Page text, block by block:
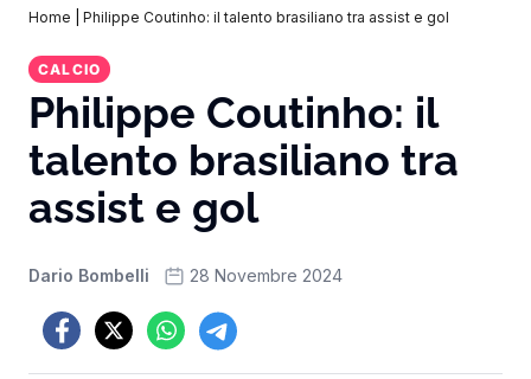
Home Philippe Coutinho: il talento brasiliano tra assist e gol
CALCIO
Philippe Coutinho: il
talento brasiliano tra
assist e gol
Dario Bombelli 28 Novembre 2024